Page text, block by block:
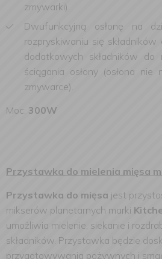
zmywarki).
Dwufunkcyjną osłonę na
rozpryskiwaniu się
dodatkowych składników do
ściągania osłony (osłona
zmywarce).
Moc: 300W
Przystawka do mielenia mięsa
Przystawka do mięsa jest
mikserów planetarnych marki
umożliwia mielenie, siekanie i
składników. Przystawka będzie
przygotowywania pożywnych i